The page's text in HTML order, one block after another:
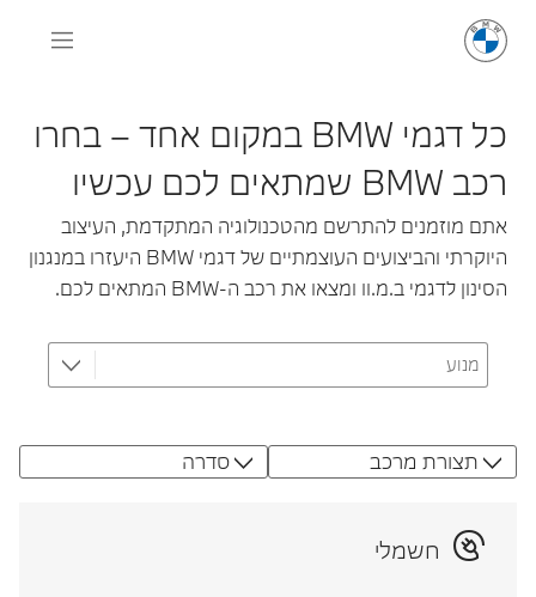
כל דגמי BMW במקום אחד – בחרו
רכב BMW שמתאים לכם עכשיו
אתם מוזמנים להתרשם מהטכנולוגיה המתקדמת, העיצוב
היוקרתי והביצועים העוצמתיים של דגמי BMW היעזרו במנגנון
הסינון לדגמי ב.מ.וו ומצאו את רכב ה-BMW המתאים לכם.
תצורת מרכב סדרה
חשמלי